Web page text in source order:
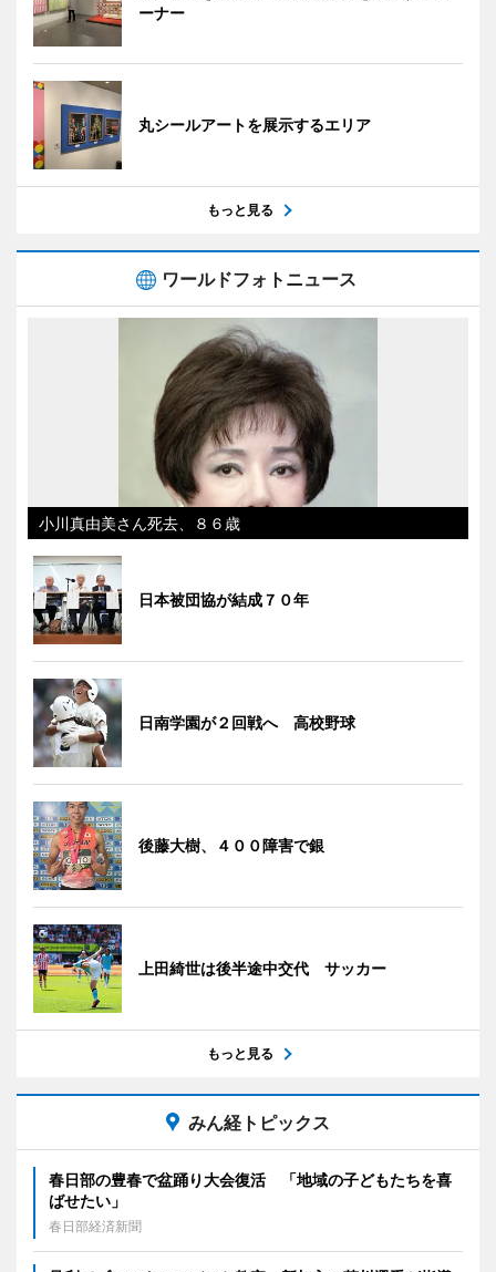
ーナー
丸シールアートを展示するエリア
もっと見る
ワールドフォトニュース
小川真由美さん死去、８６歳
日本被団協が結成７０年
日南学園が２回戦へ 高校野球
後藤大樹、４００障害で銀
上田綺世は後半途中交代 サッカー
もっと見る
みん経トピックス
春日部の豊春で盆踊り大会復活 「地域の子どもたちを喜
ばせたい」
春日部経済新聞